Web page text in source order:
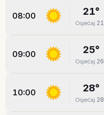
08:00 21°
Osjećaj 21
09:00 25°
Osjećaj 26
10:00 28°
Osjećaj 28